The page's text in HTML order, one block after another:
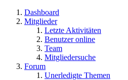
Dashboard
Mitglieder
Letzte Aktivitäten
Benutzer online
Team
Mitgliedersuche
Forum
Unerledigte Themen